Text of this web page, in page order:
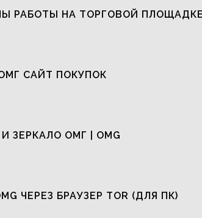
РАБОТЫ НА ТОРГОВОЙ
САЙТ ПОКУПОК
ОМГ | OMG
ЧЕРЕЗ БРАУЗЕР TOR (ДЛЯ ПК)